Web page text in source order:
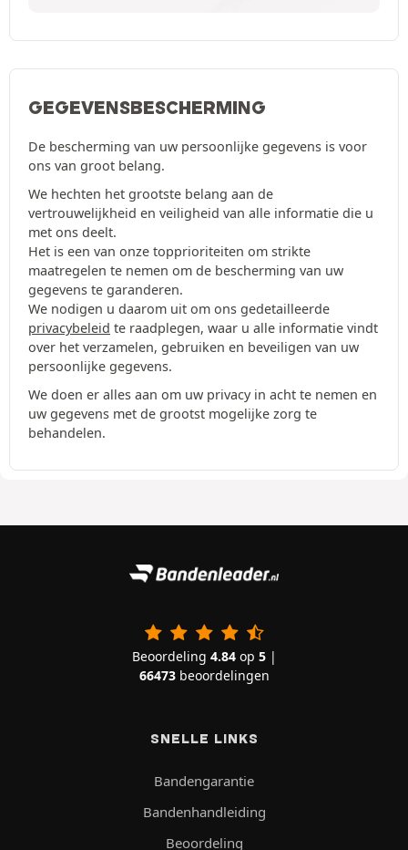
GEGEVENSBESCHERMING
De bescherming van uw persoonlijke gegevens is voor
ons van groot belang.
We hechten het grootste belang aan de
vertrouwelijkheid en veiligheid van alle informatie die u
met ons deelt.
Het is een van onze topprioriteiten om strikte
maatregelen te nemen om de bescherming van uw
gegevens te garanderen.
We nodigen u daarom uit om ons gedetailleerde
privacybeleid te raadplegen, waar u alle informatie vindt
over het verzamelen, gebruiken en beveiligen van uw
persoonlijke gegevens.
We doen er alles aan om uw privacy in acht te nemen en
uw gegevens met de grootst mogelijke zorg te
behandelen.
Beoordeling 4.84op 5|
66473beoordelingen
SNELLE LINKS
Bandengarantie
Bandenhandleiding
Beoordeling